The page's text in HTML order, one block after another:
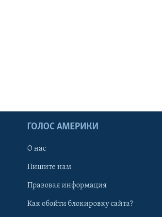
ГОЛОС АМЕРИКИ
О нас
Пишите нам
Правовая информация
Как обойти блокировку сайта?